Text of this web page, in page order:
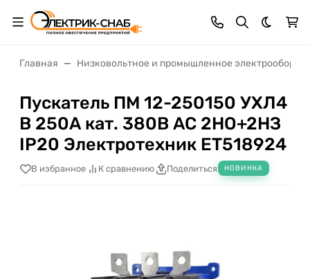
Темная
Главная Низковольтное и промышленное
Пускатель ПМ 12-250150 УХЛ4
В 250А кат. 380В AC 2НО+2НЗ
IP20 Электротехник ET518924
В избранное К сравнению Поделиться НОВИНКА